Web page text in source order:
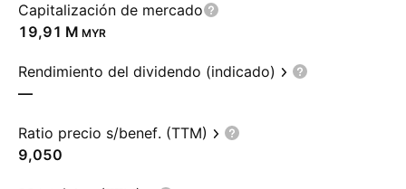
Capitalización de mercado
‪19,91 M‬ MYR
Rendimiento del dividendo (indicado)
—
Ratio precio s/benef. (TTM)
9,050